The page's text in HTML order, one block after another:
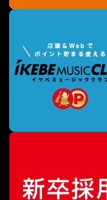
販売価格¥2,904